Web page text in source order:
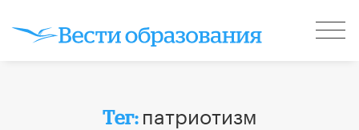
Тег: патриотизм